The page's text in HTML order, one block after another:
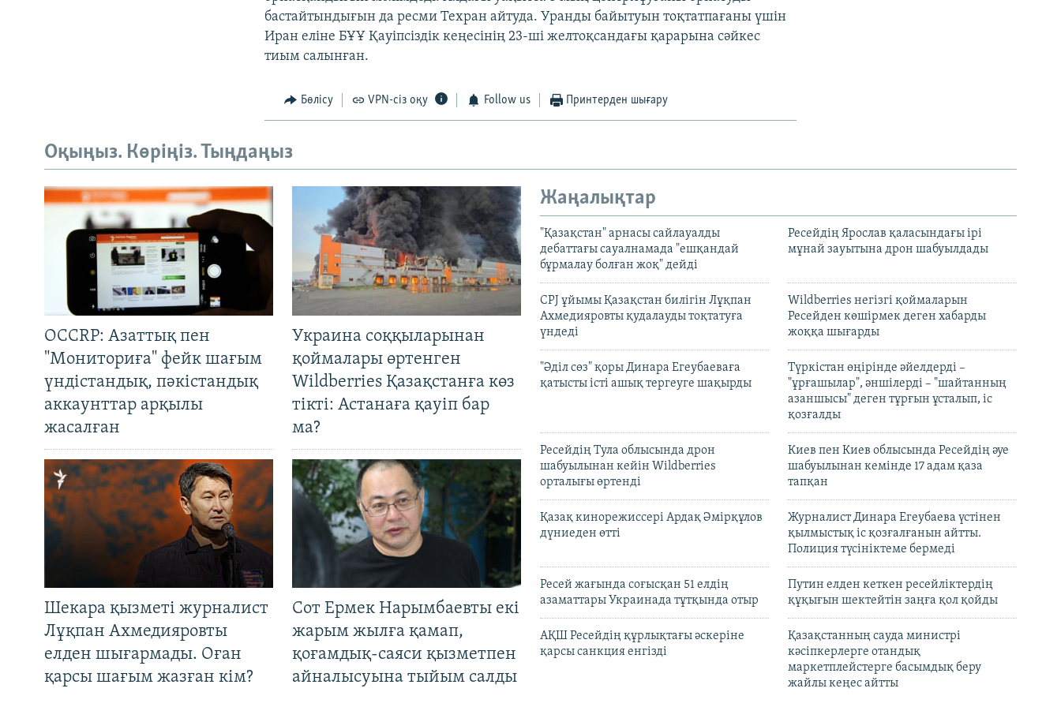
бастайтындығын да ресми Техран айтуда. Уранды байытуын тоқтатпағаны үшін
Иран еліне БҰҰ Қауіпсіздік кеңесінің 23-ші желтоқсандағы қарарына сәйкес
тиым салынған.
Бөлісу VPN-сіз оқу Follow us Принтерден шығару
Оқыңыз. Көріңіз. Тыңдаңыз
OCCRP: Азаттық пен
"Мониториға" фейк шағым
үндістандық, пәкістандық
аккаунттар арқылы
жасалған
Украина соққыларынан
қоймалары өртенген
Wildberries Қазақстанға көз
тікті: Астанаға қауіп бар
ма?
Шекара қызметі журналист
Лұқпан Ахмедияровты
елден шығармады. Оған
қарсы шағым жазған кім?
Сот Ермек Нарымбаевты екі
жарым жылға қамап,
қоғамдық-саяси қызметпен
айналысуына тыйым салды
Жаңалықтар
"Қазақстан" арнасы сайлауалды
дебаттағы сауалнамада "ешқандай
бұрмалау болған жоқ" дейді
Ресейдің Ярослав қаласындағы ірі
мұнай зауытына дрон шабуылдады
CPJ ұйымы Қазақстан билігін Лұқпан
Ахмедияровты қудалауды тоқтатуға
үндеді
Wildberries негізгі қоймаларын
Ресейден көшірмек деген хабарды
жоққа шығарды
"Әділ сөз" қоры Динара Егеубаеваға
қатысты істі ашық тергеуге шақырды
Түркістан өңірінде әйелдерді –
"ұрғашылар", әншілерді – "шайтанның
азаншысы" деген тұрғын ұсталып, іс
қозғалды
Ресейдің Тула облысында дрон
шабуылынан кейін Wildberries
орталығы өртенді
Киев пен Киев облысында Ресейдің әуе
шабуылынан кемінде 17 адам қаза
тапқан
Қазақ кинорежиссері Ардақ Әмірқұлов
дүниеден өтті
Журналист Динара Егеубаева үстінен
қылмыстық іс қозғалғанын айтты.
Полиция түсініктеме бермеді
Ресей жағында соғысқан 51 елдің
азаматтары Украинада тұтқында отыр
Путин елден кеткен ресейліктердің
құқығын шектейтін заңға қол қойды
АҚШ Ресейдің құрлықтағы әскеріне
қарсы санкция енгізді
Қазақстанның сауда министрі
кәсіпкерлерге отандық
маркетплейстерге басымдық беру
жайлы кеңес айтты